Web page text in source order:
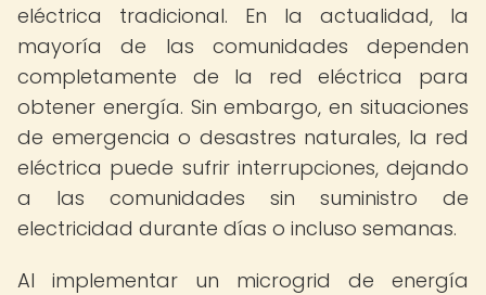
eléctrica tradicional. En la actualidad, la
mayoría de las comunidades dependen
completamente de la red eléctrica para
obtener energía. Sin embargo, en situaciones
de emergencia o desastres naturales, la red
eléctrica puede sufrir interrupciones, dejando
a las comunidades sin suministro de
electricidad durante días o incluso semanas.
Al implementar un microgrid de energía